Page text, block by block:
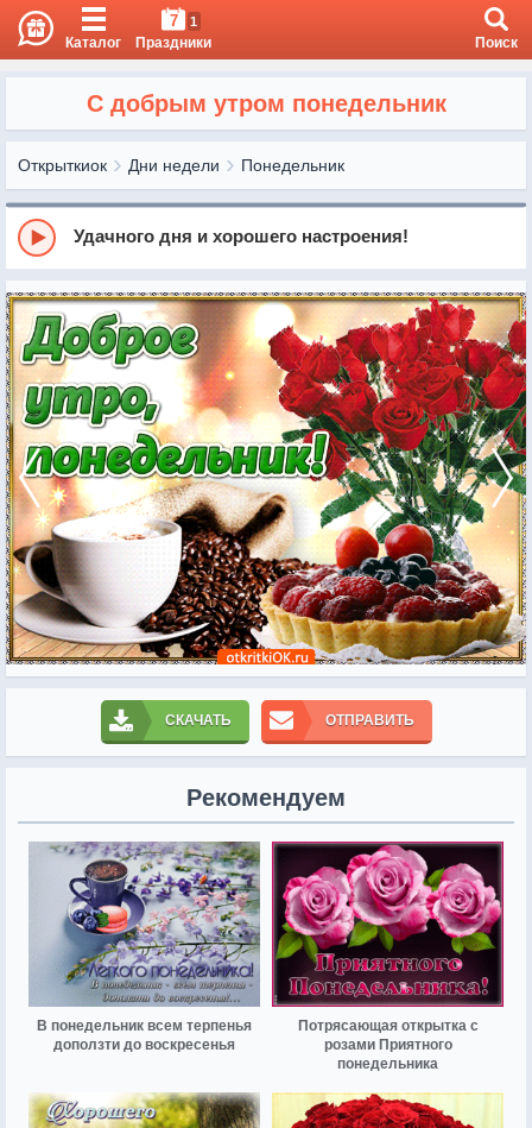
Каталог
7 1
Праздники Поиск
С добрым утром понедельник
Открыткиок Дни недели Понедельник
Удачного дня и хорошего настроения!
СКАЧАТЬ ОТПРАВИТЬ
Рекомендуем
В понедельник всем терпенья
доползти до воскресенья
Потрясающая открытка с
розами Приятного
понедельника